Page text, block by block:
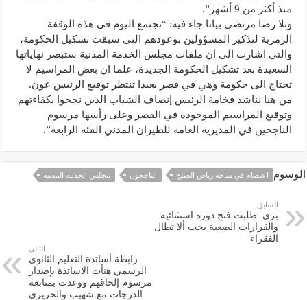
منذ أكثر من 9 أشهر”.
وتلا رضا مرتضى بيانا جاء فيه: “نجتمع اليوم في هذه الوقفة
الرمزية لتذكير المسؤولين بوعودهم التي سبقت تشكيل الحكومة،
والتي اشارت الى ان ملفات مجلس الخدمة المدنية ستبصر نهاياتها
السعيدة بعد تشكيل الحكومة الجديدة، علما ان بعض المراسيم لا
تحتاج الى حكومة وهي في قصر بعبدا تنتظر توقيع الرئيس عون.
من هنا نناشد فخامة الرئيس إنصاف الشباب الذين نجحوا بكفاءتهم
وتوقيع المراسيم الموجودة في القصر وعلى رأسها مرسوم
الناجحين في المديرية العامة للطيران المدني الفئة الرابعة”.
الوسوم اعتصام في ساحة رياض الصلح الناجحون مجلس الخدمة المدنية
السابق
بري: طلبت فتح دورة استثنائية
والقرارات الصعبة يجب ألا تطال
الفقراء
التالي
رابطة أساتذة التعليم الثانوي
الرسمي هنأت الاساتذة بإصدار
مرسوم إلحاقهم ووعدت بمتابعة
الدرجات مع شهيب والحريري